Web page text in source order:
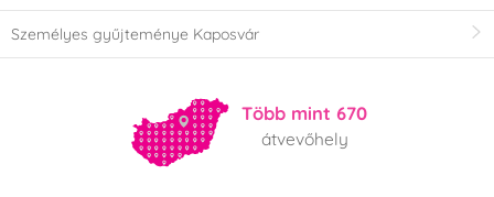
Személyes gyűjteménye Kaposvár
Több mint 670
átvevőhely